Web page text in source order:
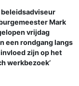
beleidsadviseur
Mark
vrijdag
een rondgang langs
zijn op het
werkbezoek’